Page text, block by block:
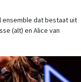
ensemble dat bestaat uit
(alt) en Alice van